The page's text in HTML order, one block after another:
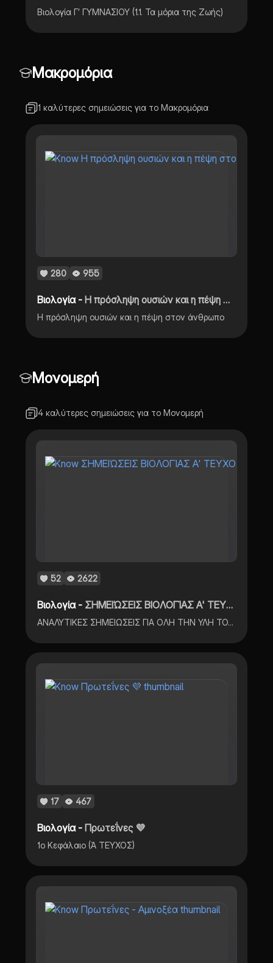
Βιολογία Γ’ ΓΥΜΝΑΣΙΟΥ (1.1. Τα μόρια της Ζωής)
Μακρομόρια
1 καλύτερες σημειώσεις για το Μακρομόρια
280 955
Βιολογία -Η πρόσληψη ουσιών και η πέψη στον άνθρωπο
Η πρόσληψη ουσιών και η πέψη στον άνθρωπο
Μονομερή
4 καλύτερες σημειώσεις για το Μονομερή
52 2622
Βιολογία - ΣΗΜΕΙΏΣΕΙΣ ΒΙΟΛΟΓΊΑΣ Α' ΤΕΥΧΟΣ
ΑΝΑΛΥΤΙΚΕΣ ΣΗΜΕΙΩΣΕΙΣ ΓΙΑ ΟΛΗ ΤΗΝ ΥΛΗ ΤΟΥ Α' ΤΕΥΧΟΥΣ ΜΕ ΕΙΚΟΝΕΣ, ΠΑΡΑΤΗΡΗΣΕΙΣ ΚΑΙ TIPS!
17 467
Βιολογία -Πρωτεΐνες 💜
1ο Κεφάλαιο (Ά ΤΕΥΧΟΣ)